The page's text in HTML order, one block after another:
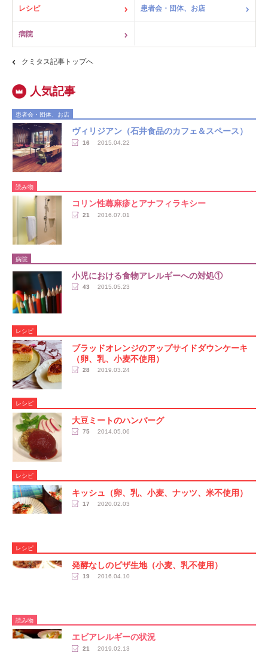
レシピ 患者会・団体、お店
病院
クミタス記事トップへ
患者会・団体、お店
ヴィリジアン（石井食品のカフェ＆スペース）
16 2015.04.22
読み物
コリン性蕁麻疹とアナフィラキシー
21 2016.07.01
病院
小児における食物アレルギーへの対処①
43 2015.05.23
レシピ
ブラッドオレンジのアップサイドダウンケーキ
（卵、乳、小麦不使用）
28 2019.03.24
レシピ
大豆ミートのハンバーグ
75 2014.05.06
レシピ
キッシュ（卵、乳、小麦、ナッツ、米不使用）
17 2020.02.03
レシピ
発酵なしのピザ生地（小麦、乳不使用）
19 2016.04.10
読み物
エビアレルギーの状況
21 2019.02.13